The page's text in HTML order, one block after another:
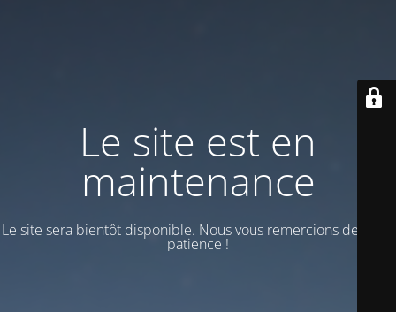
Le site est en
maintenance
Le site sera bientôt disponible. Nous vous remercions de votre
patience !